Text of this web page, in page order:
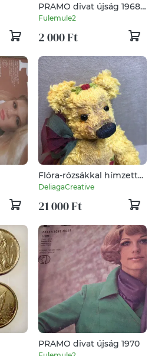
PRAMO divat újság 1968
évi
Fulemule2
2 000 Ft
Flóra-rózsákkal hímzett
pamut mackó
DeliagaCreative
21 000 Ft
PRAMO divat újság 1970